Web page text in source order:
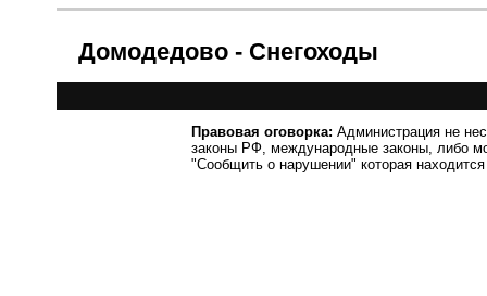
Домодедово - Снегоходы
Правовая оговорка: Администрация не
законы РФ, международные законы, либо
"Сообщить о нарушении" которая